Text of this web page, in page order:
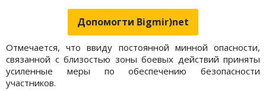
Допомогти Bigmir)net
Отмечается, что ввиду постоянной минной опасности,
связанной с близостью зоны боевых действий приняты
усиленные меры по обеспечению безопасности
участников.